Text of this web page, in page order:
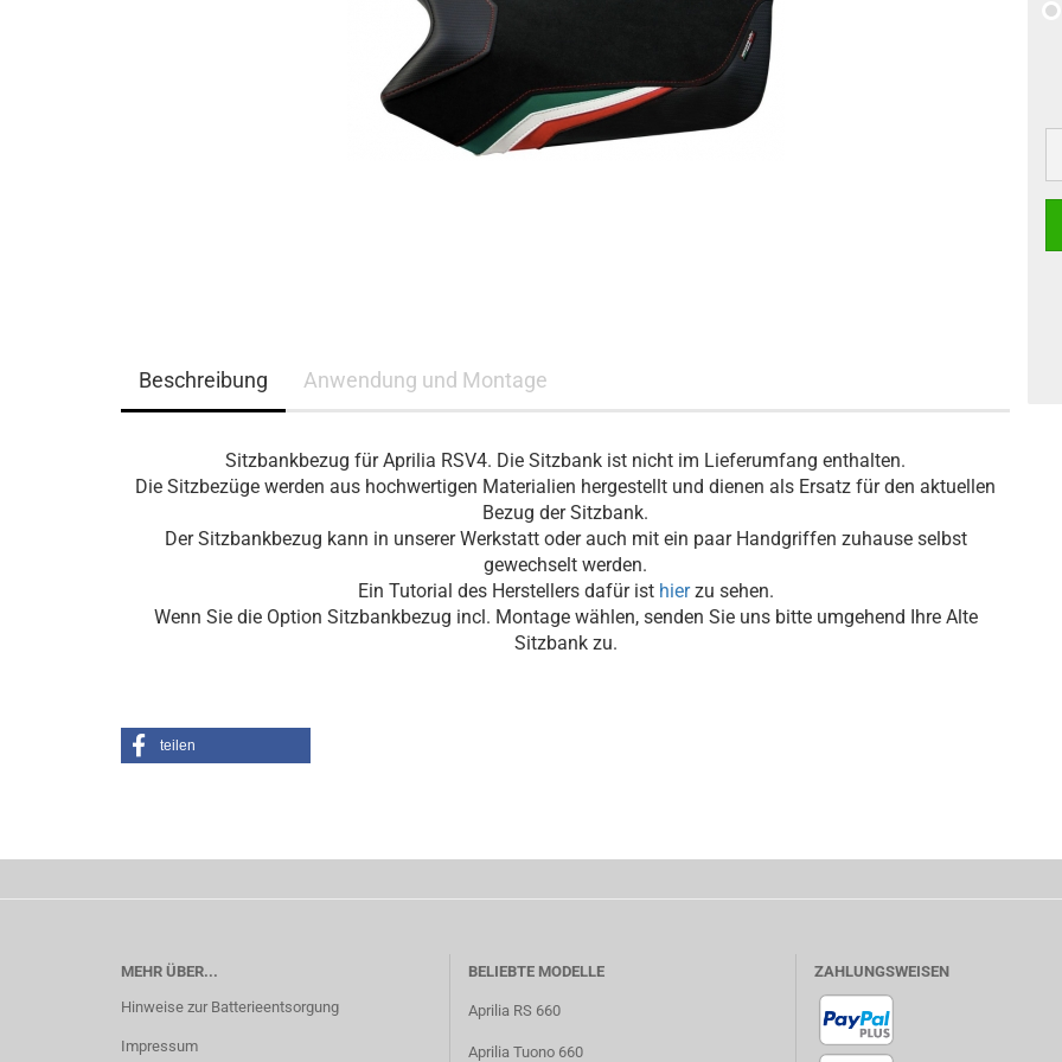
Beschreibung Anwendung und Montage
Sitzbankbezug für Aprilia RSV4. Die Sitzbank ist nicht im Lieferumfang enthalten.
Die Sitzbezüge werden aus hochwertigen Materialien hergestellt und dienen als Ersatz für den aktuellen
Bezug der Sitzbank.
Der Sitzbankbezug kann in unserer Werkstatt oder auch mit ein paar Handgriffen zuhause selbst
gewechselt werden.
Ein Tutorial des Herstellers dafür ist hierzu sehen.
Wenn Sie die Option Sitzbankbezug incl. Montage wählen, senden Sie uns bitte umgehend Ihre Alte
Sitzbank zu.
teilen
MEHR ÜBER...
Hinweise zur Batterieentsorgung
Impressum
BELIEBTE MODELLE
Aprilia RS 660
Aprilia Tuono 660
ZAHLUNGSWEISEN